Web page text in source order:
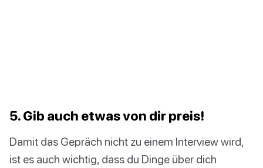
5. Gib auch etwas von dir preis!
Damit das Gepräch nicht zu einem Interview wird,
ist es auch wichtig, dass du Dinge über dich